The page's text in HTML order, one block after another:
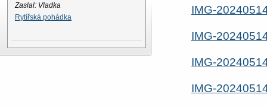
Zaslal: Vladka
Rytířská pohádka
IMG-
IMG-
IMG-
IMG-